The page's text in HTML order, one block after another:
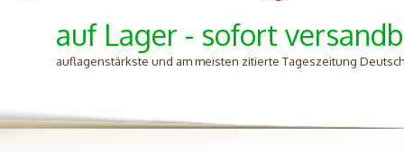
auf Lager - sofort
auflagenstärkste und am meisten zitierte Tageszeitung